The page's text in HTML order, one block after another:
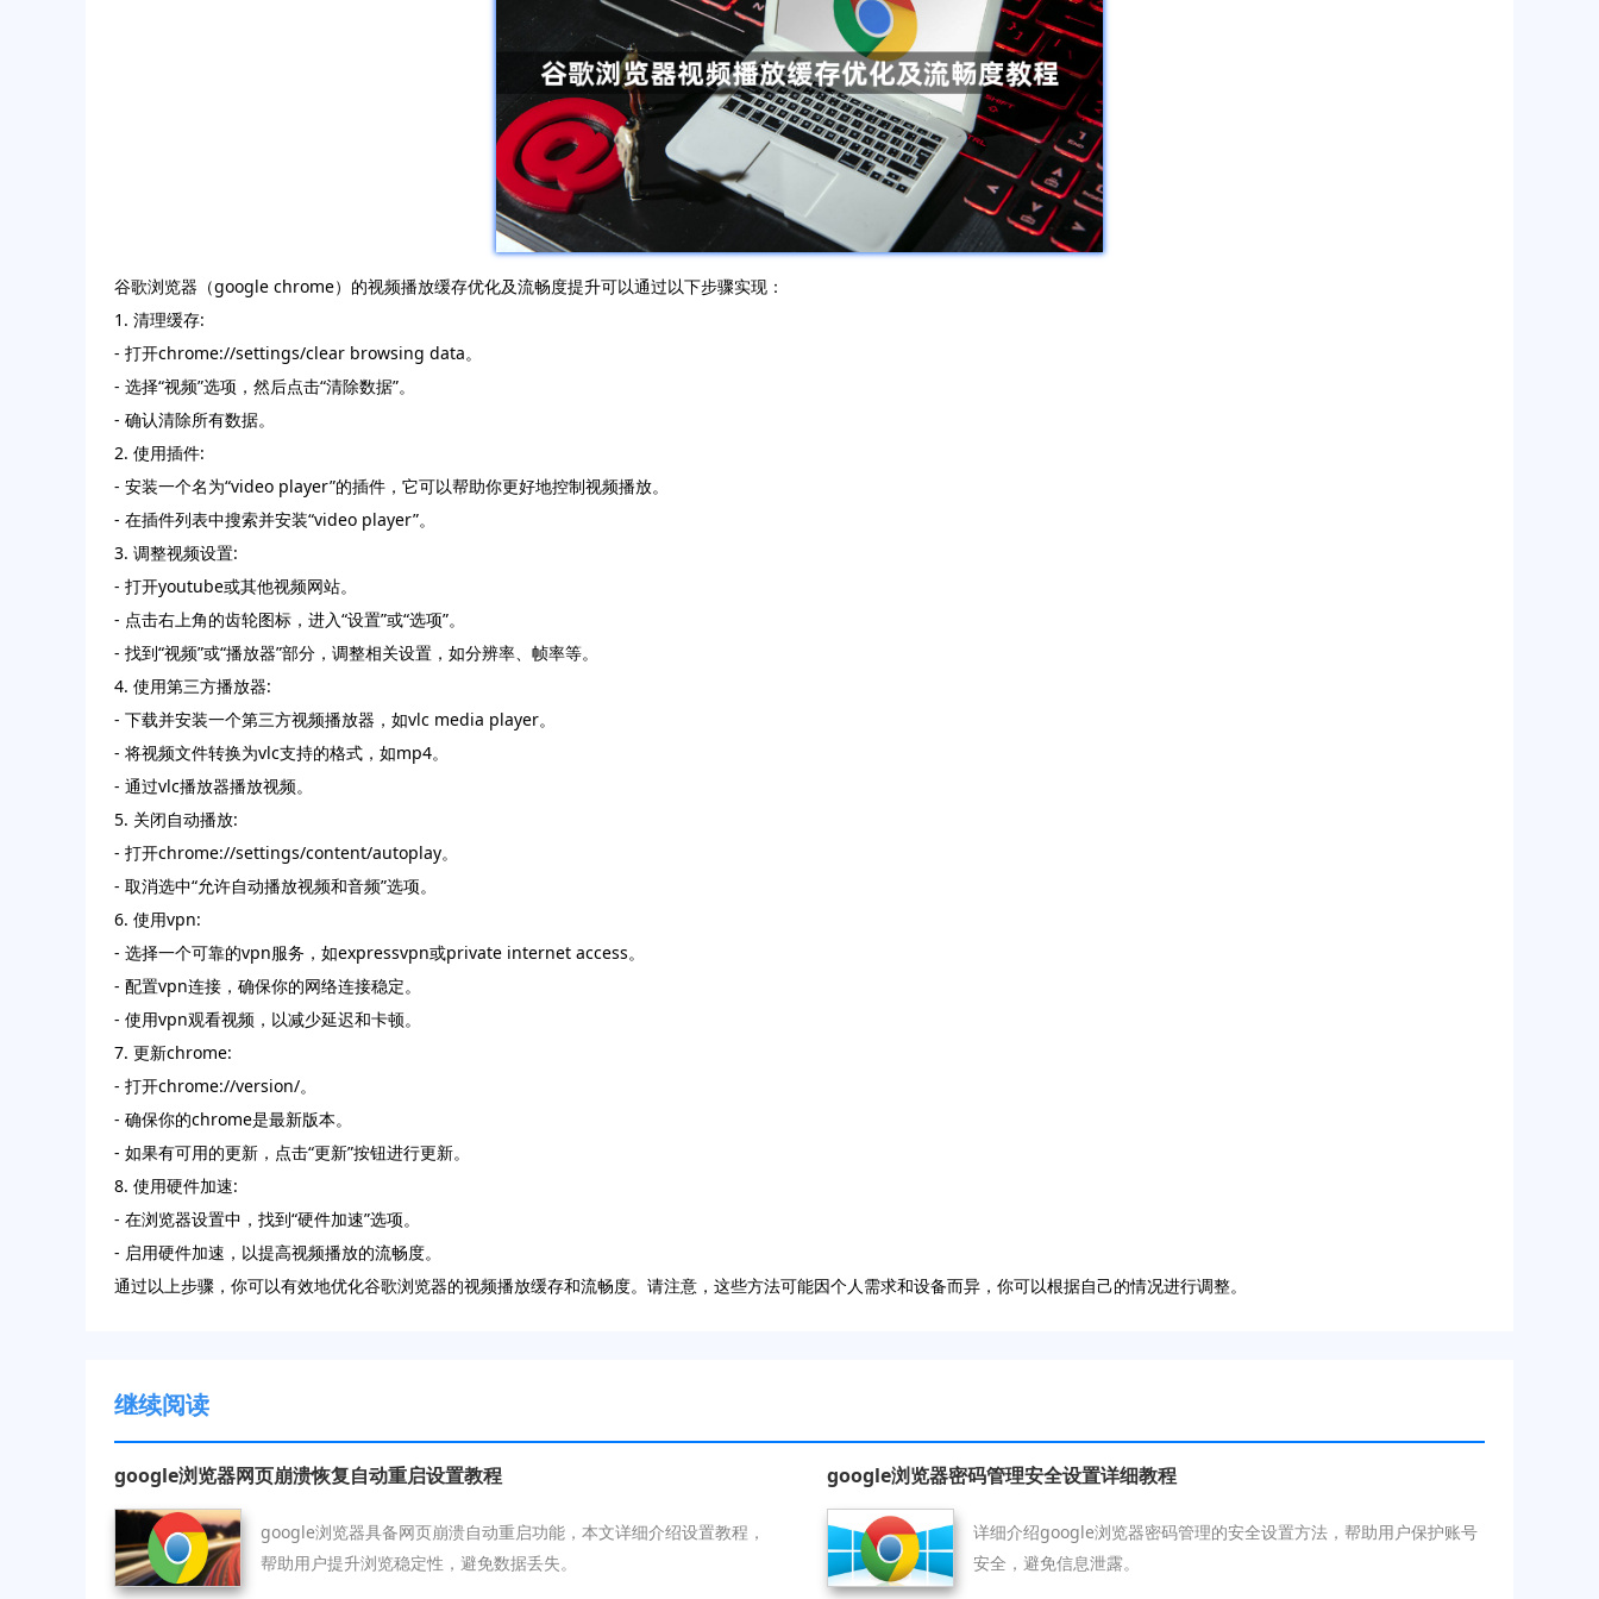
谷歌浏览器（google chrome）的视频播放缓存优化及流畅度提升可以通过以下步骤实现：
1. 清理缓存:
- 打开chrome://settings/clear browsing data。
- 选择“视频”选项，然后点击“清除数据”。
- 确认清除所有数据。
2. 使用插件:
- 安装一个名为“video player”的插件，它可以帮助你更好地控制视频播放。
- 在插件列表中搜索并安装“video player”。
3. 调整视频设置:
- 打开youtube或其他视频网站。
- 点击右上角的齿轮图标，进入“设置”或“选项”。
- 找到“视频”或“播放器”部分，调整相关设置，如分辨率、帧率等。
4. 使用第三方播放器:
- 下载并安装一个第三方视频播放器，如vlc media player。
- 将视频文件转换为vlc支持的格式，如mp4。
- 通过vlc播放器播放视频。
5. 关闭自动播放:
- 打开chrome://settings/content/autoplay。
- 取消选中“允许自动播放视频和音频”选项。
6. 使用vpn:
- 选择一个可靠的vpn服务，如expressvpn或private internet access。
- 配置vpn连接，确保你的网络连接稳定。
- 使用vpn观看视频，以减少延迟和卡顿。
7. 更新chrome:
- 打开chrome://version/。
- 确保你的chrome是最新版本。
- 如果有可用的更新，点击“更新”按钮进行更新。
8. 使用硬件加速:
- 在浏览器设置中，找到“硬件加速”选项。
- 启用硬件加速，以提高视频播放的流畅度。
通过以上步骤，你可以有效地优化谷歌浏览器的视频播放缓存和流畅度。请注意，这些方法可能因个人需求和设备而异，你可以根据自己的情况进行调整。
继续阅读
google浏览器网页崩溃恢复自动重启设置教程
google浏览器具备网页崩溃自动重启功能，本文详细介绍设置教程，
帮助用户提升浏览稳定性，避免数据丢失。
google浏览器密码管理安全设置详细教程
详细介绍google浏览器密码管理的安全设置方法，帮助用户保护账号
安全，避免信息泄露。